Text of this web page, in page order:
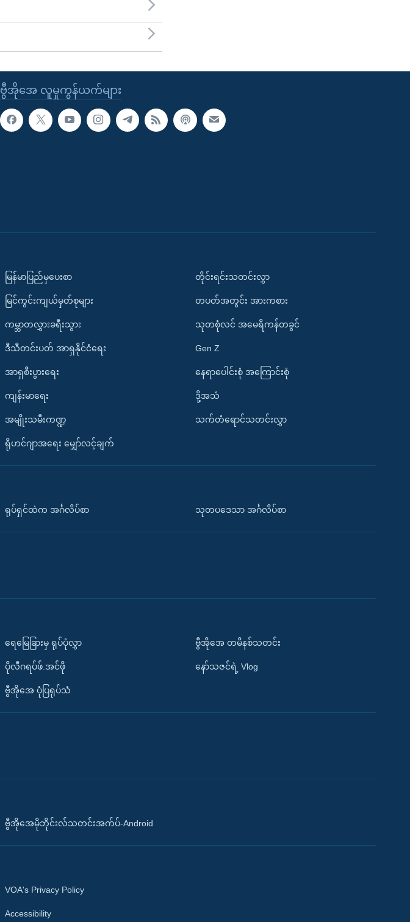
ဗွီအိုအေ လူမှုကွန်ယက်များ
မြန်မာပြည်မှပေးစာ
မြင်ကွင်းကျယ်မှတ်စုများ
ကမ္ဘာတလွှားခရီးသွား
ဒီသီတင်းပတ် အာရှနိုင်ငံရေး
အာရှစီးပွားရေး
ကျန်းမာရေး
အမျိုးသမီးကဏ္ဍ
ရိုဟင်ဂျာအရေး မျှော်လင့်ချက်
တိုင်းရင်းသတင်းလွှာ
တပတ်အတွင်း အားကစား
သုတစုံလင် အမေရိကန်တခွင်
Gen Z
နေရာပေါင်းစုံ အကြောင်းစုံ
ဒို့အသံ
သက်တံရောင်သတင်းလွှာ
ရုပ်ရှင်ထဲက အင်္ဂလိပ်စာ သုတပဒေသာ အင်္ဂလိပ်စာ
ရေမြေခြားမှ ရုပ်ပုံလွှာ
ပိုလီဂရပ်ဖ်.အင်ဖို
ဗွီအိုအေ ပုံပြရုပ်သံ
ဗွီအိုအေ တမိနစ်သတင်း
နော်သဇင်ရဲ့ Vlog
ဗွီအိုအေမိုဘိုင်းလ်သတင်းအက်ပ်-Android
VOA's Privacy Policy
Accessibility